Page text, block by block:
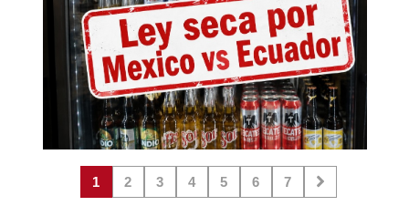
1 2 3 4 5 6 7